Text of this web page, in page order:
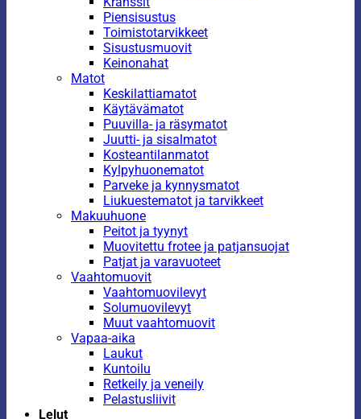
Piensisustus
Toimistotarvikkeet
Sisustusmuovit
Keinonahat
Matot
Keskilattiamatot
Käytävämatot
Puuvilla- ja räsymatot
Juutti- ja sisalmatot
Kosteantilanmatot
Kylpyhuonematot
Parveke ja kynnysmatot
Liukuestematot ja tarvikkeet
Makuuhuone
Peitot ja tyynyt
Muovitettu frotee ja patjansuojat
Patjat ja varavuoteet
Vaahtomuovit
Vaahtomuovilevyt
Solumuovilevyt
Muut vaahtomuovit
Vapaa-aika
Laukut
Kuntoilu
Retkeily ja veneily
Pelastusliivit
Lelut